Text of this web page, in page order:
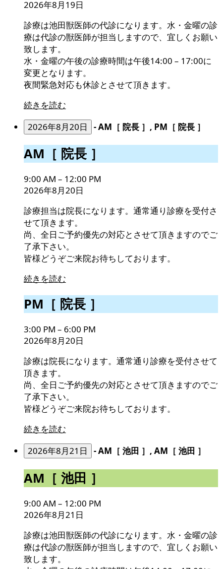
2026年8月19日
診療は池田獣医師の代診になります。水・金曜の診
療は代診の獣医師が担当しますので、宜しくお願い
致します。
水・金曜の午後の診療時間は午後14:00 – 17:00に
変更となります。
夜間緊急対応も休診とさせて頂きます。
続きを読む
2026年8月20日
-AM［ 院長 ］, PM［ 院長 ］
AM［
院
長
］
AM［ 院長 ］
9:00 AM – 12:00 PM
2026年8月20日
診療担当は院長になります。通常通り診療を受付さ
せて頂きます。
尚、全日ご予約優先の対応とさせて頂きますのでご
了承下さい。
皆様どうぞご来院お待ちしております。
続きを読む
PM［
院
長
］
PM［ 院長 ］
3:00 PM – 6:00 PM
2026年8月20日
診療は院長になります。通常通り診療を受付させて
頂きます。
尚、全日ご予約優先の対応とさせて頂きますのでご
了承下さい。
皆様どうぞご来院お待ちしております。
続きを読む
2026年8月21日
-AM［ 池田 ］, AM［ 池田 ］
AM［
池
田
］
AM［ 池田 ］
9:00 AM – 12:00 PM
2026年8月21日
診療は池田獣医師の代診になります。水・金曜の診
療は代診の獣医師が担当しますので、宜しくお願い
致します。